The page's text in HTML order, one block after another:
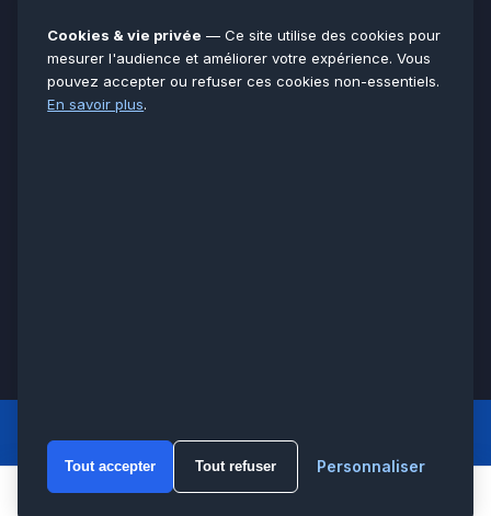
Essonne
Seine-et-Marne
Voir toutes les villes →
LCM
Cookies & vie privée — Ce site utilise des cookies pour
mesurer l'audience et améliorer votre expérience. Vous
pouvez accepter ou refuser ces cookies non-essentiels.
En savoir plus.
Tout accepter Tout refuser Personnaliser